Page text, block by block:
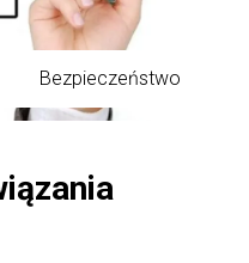
Bezpieczeństwo